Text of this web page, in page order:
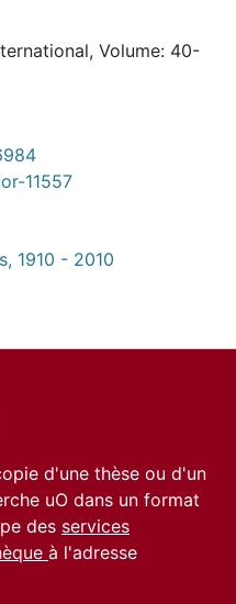
Volume: 40-
11557
1910 - 2010
d'une thèse ou d'un
uO dans un format
des services
à l'adresse